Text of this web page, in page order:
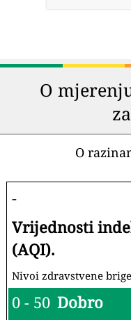
O
O
-
Vrijednosti
(AQI).
Nivoi zdravstvene brige
0 - 50 Dobro